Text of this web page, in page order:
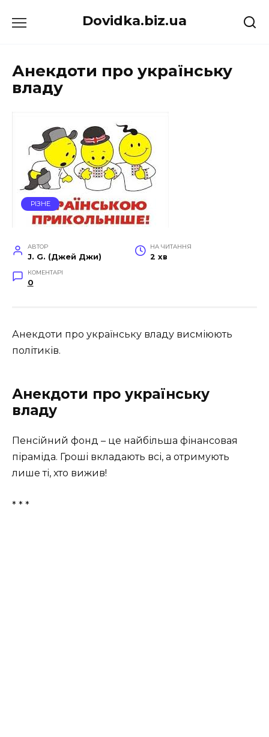
до
Dovidka.biz.ua
Анекдоти про українську
владу
РІЗНЕ
АВТОР
J. G. (Джей Джи)
НА ЧИТАННЯ
2 хв
КОМЕНТАРІ
0
Анекдоти про українську владу висміюють
політиків.
Анекдоти про українську
владу
Пенсійний фонд – це найбільша фінанcoвая
піраміда. Гроші вкладають всі, а отримують
лише ті, хто вижив!
* * *